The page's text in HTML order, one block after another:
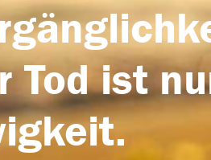
Tod ist